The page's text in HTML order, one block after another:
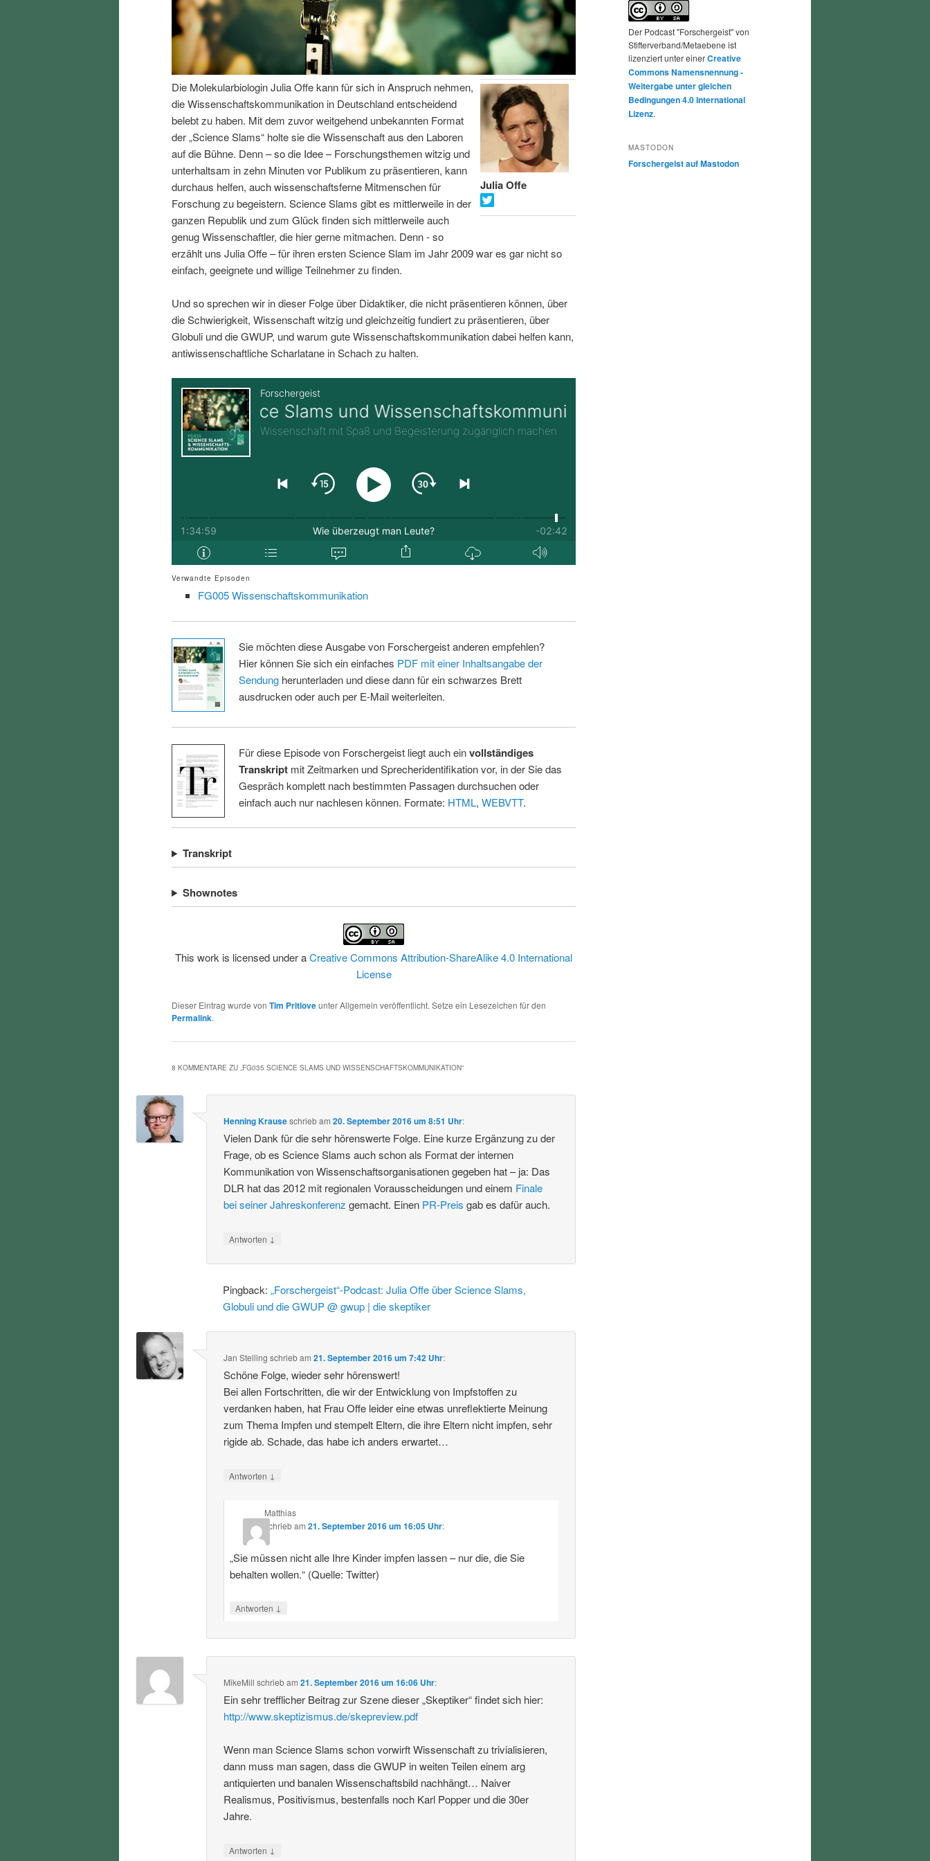
I
h
a
l
t
s
p
i
n
g
e
n
e
I
n
h
a
l
t
p
r
i
n
g
n
Julia Offe
Die Molekularbiologin Julia Offe kann für sich in Anspruch nehmen,
die Wissenschaftskommunikation in Deutschland entscheidend
belebt zu haben. Mit dem zuvor weitgehend unbekannten Format
der „Science Slams“ holte sie die Wissenschaft aus den Laboren
auf die Bühne. Denn – so die Idee – Forschungsthemen witzig und
unterhaltsam in zehn Minuten vor Publikum zu präsentieren, kann
durchaus helfen, auch wissenschaftsferne Mitmenschen für
Forschung zu begeistern. Science Slams gibt es mittlerweile in der
ganzen Republik und zum Glück finden sich mittlerweile auch
genug Wissenschaftler, die hier gerne mitmachen. Denn - so
erzählt uns Julia Offe – für ihren ersten Science Slam im Jahr 2009 war es gar nicht so
einfach, geeignete und willige Teilnehmer zu finden.
Und so sprechen wir in dieser Folge über Didaktiker, die nicht präsentieren können, über
die Schwierigkeit, Wissenschaft witzig und gleichzeitig fundiert zu präsentieren, über
Globuli und die GWUP, und warum gute Wissenschaftskommunikation dabei helfen kann,
antiwissenschaftliche Scharlatane in Schach zu halten.
Verwandte Episoden
FG005 Wissenschaftskommunikation
Sie möchten diese Ausgabe von Forschergeist anderen empfehlen?
Hier können Sie sich ein einfaches PDF mit einer Inhaltsangabe der
Sendungherunterladen und diese dann für ein schwarzes Brett
ausdrucken oder auch per E-Mail weiterleiten.
Für diese Episode von Forschergeist liegt auch einvollständiges
Transkriptmit Zeitmarken und Sprecheridentifikation vor, in der Sie das
Gespräch komplett nach bestimmten Passagen durchsuchen oder
einfach auch nur nachlesen können. Formate: HTML, WEBVTT.
Transkript
Shownotes
This work is licensed under aCreative Commons Attribution-ShareAlike 4.0 International
License
Dieser Eintrag wurde von Tim Pritloveunter Allgemein veröffentlicht. Setze ein Lesezeichen für den
Permalink.
8 KOMMENTARE ZU „FG035 SCIENCE SLAMS UND WISSENSCHAFTSKOMMUNIKATION“
Henning Krauseschriebam20. September 2016 um 8:51 Uhr:
Vielen Dank für die sehr hörenswerte Folge. Eine kurze Ergänzung zu der
Frage, ob es Science Slams auch schon als Format der internen
Kommunikation von Wissenschaftsorganisationen gegeben hat – ja: Das
DLR hat das 2012 mit regionalen Vorausscheidungen und einem Finale
bei seiner Jahreskonferenz gemacht. Einen PR-Preis gab es dafür auch.
Antworten ↓
Pingback:„Forschergeist“-Podcast: Julia Offe über Science Slams,
Globuli und die GWUP @ gwup | die skeptiker
Jan Stelling schriebam21. September 2016 um 7:42 Uhr:
Schöne Folge, wieder sehr hörenswert!
Bei allen Fortschritten, die wir der Entwicklung von Impfstoffen zu
verdanken haben, hat Frau Offe leider eine etwas unreflektierte Meinung
zum Thema Impfen und stempelt Eltern, die ihre Eltern nicht impfen, sehr
rigide ab. Schade, das habe ich anders erwartet…
Antworten ↓
Matthias
schriebam 21. September 2016 um 16:05 Uhr:
„Sie müssen nicht alle Ihre Kinder impfen lassen – nur die, die Sie
behalten wollen.“ (Quelle: Twitter)
Antworten ↓
MikeMill schriebam21. September 2016 um 16:06 Uhr:
Ein sehr trefflicher Beitrag zur Szene dieser „Skeptiker“ findet sich hier:
http://www.skeptizismus.de/skepreview.pdf
Wenn man Science Slams schon vorwirft Wissenschaft zu trivialisieren,
dann muss man sagen, dass die GWUP in weiten Teilen einem arg
antiquierten und banalen Wissenschaftsbild nachhängt… Naiver
Realismus, Positivismus, bestenfalls noch Karl Popper und die 30er
Jahre.
Antworten ↓
Der Podcast "Forschergeist" von
Stifterverband/Metaebene ist
lizenziert unter einerCreative
Commons Namensnennung -
Weitergabe unter gleichen
Bedingungen 4.0 International
Lizenz.
MASTODON
Forschergeist auf Mastodon